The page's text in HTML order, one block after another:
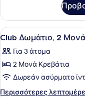
King
Κρεβάτι
(Executive,
Skyline
View)
Δωμάτιο,
King
(Executive,
Skyline
Προβολή
όλων
των
φωτογραφιών
για
Club
1
Club Δωμάτιο, 2
Για 3 άτομα
2 Μονά Κρεβάτια
Δωρεάν ασύρματο
Περισσότερες
Περισσότερες